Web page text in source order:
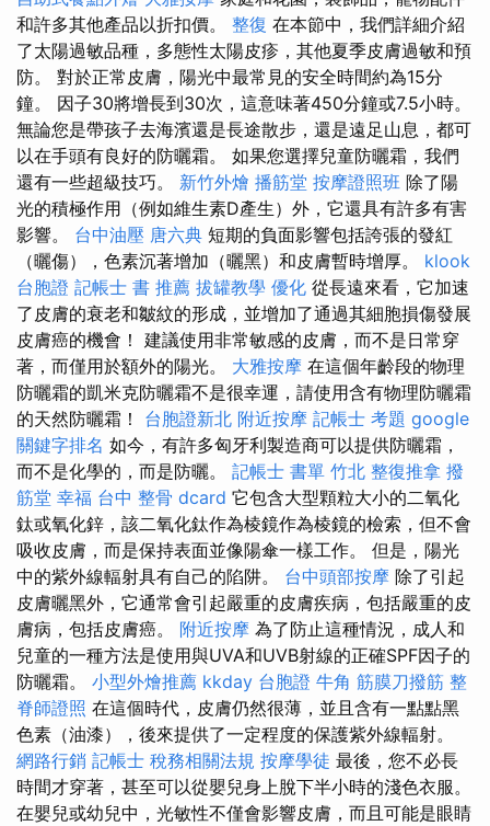
和許多其他產品以折扣價。 整復 在本節中，我們詳細介紹
了太陽過敏品種，多態性太陽皮疹，其他夏季皮膚過敏和預
防。 對於正常皮膚，陽光中最常見的安全時間約為15分
鐘。 因子30將增長到30次，這意味著450分鐘或7.5小時。
無論您是帶孩子去海濱還是長途散步，還是遠足山息，都可
以在手頭有良好的防曬霜。 如果您選擇兒童防曬霜，我們
還有一些超級技巧。 新竹外燴 播筋堂 按摩證照班 除了陽
光的積極作用（例如維生素D產生）外，它還具有許多有害
影響。 台中油壓 唐六典 短期的負面影響包括誇張的發紅
（曬傷），色素沉著增加（曬黑）和皮膚暫時增厚。 klook
台胞證 記帳士 書 推薦 拔罐教學 優化 從長遠來看，它加速
了皮膚的衰老和皺紋的形成，並增加了通過其細胞損傷發展
皮膚癌的機會！ 建議使用非常敏感的皮膚，而不是日常穿
著，而僅用於額外的陽光。 大雅按摩 在這個年齡段的物理
防曬霜的凱米克防曬霜不是很幸運，請使用含有物理防曬霜
的天然防曬霜！ 台胞證新北 附近按摩 記帳士 考題 google
關鍵字排名 如今，有許多匈牙利製造商可以提供防曬霜，
而不是化學的，而是防曬。 記帳士 書單 竹北 整復推拿 撥
筋堂 幸福 台中 整骨 dcard 它包含大型顆粒大小的二氧化
鈦或氧化鋅，該二氧化鈦作為棱鏡作為棱鏡的檢索，但不會
吸收皮膚，而是保持表面並像陽傘一樣工作。 但是，陽光
中的紫外線輻射具有自己的陷阱。 台中頭部按摩 除了引起
皮膚曬黑外，它通常會引起嚴重的皮膚疾病，包括嚴重的皮
膚病，包括皮膚癌。 附近按摩 為了防止這種情況，成人和
兒童的一種方法是使用與UVA和UVB射線的正確SPF因子的
防曬霜。 小型外燴推薦 kkday 台胞證 牛角 筋膜刀撥筋 整
脊師證照 在這個時代，皮膚仍然很薄，並且含有一點點黑
色素（油漆），後來提供了一定程度的保護紫外線輻射。
網路行銷 記帳士 稅務相關法規 按摩學徒 最後，您不必長
時間才穿著，甚至可以從嬰兒身上脫下半小時的淺色衣服。
在嬰兒或幼兒中，光敏性不僅會影響皮膚，而且可能是眼睛